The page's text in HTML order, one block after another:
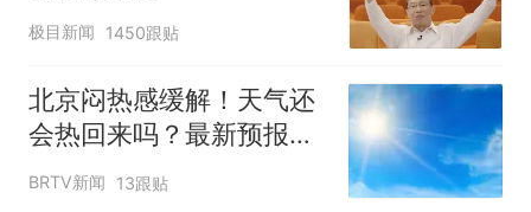
极目新闻 1450跟贴
北京闷热感缓解！天气还
会热回来吗？最新预报
——
BRTV新闻 13跟贴